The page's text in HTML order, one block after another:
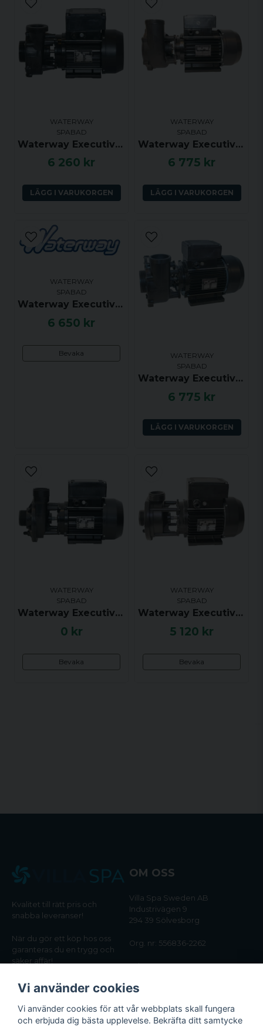
WATERWAY
SPABAD
Waterway Executive Euro, 48F, 2.0 hk, 2 växlar, 2.0x2.0 tum, Sidoutkast, Centrerat insug
6 260 kr
LÄGG I VARUKORGEN
WATERWAY
SPABAD
Waterway Executive Euro, 56F, 2.0 hk, 1 växel, 2.0x2.0 tum, Sidoutkast, Centrerat insug
6 775 kr
LÄGG I VARUKORGEN
WATERWAY
SPABAD
Waterway Executive Euro, 48F, 2.0 hk, 2 växlar, 2.5x2.0 tum, Sidoutkast, Centrerat insug
6 650 kr
Bevaka
WATERWAY
SPABAD
Waterway Executive Euro, 56F, 2.0 hk, 1 växel, 2.5x2.0 tum, Sidoutkast, Centrerat insug
6 775 kr
LÄGG I VARUKORGEN
WATERWAY
SPABAD
Waterway Executive Euro, 48F, 2.0 hk, 2 växlar, 1.5x1.5 tum, Sidoutkast, Centrerat insug - UTGÅTT
0 kr
Bevaka
WATERWAY
SPABAD
Waterway Executive Euro, 48F, 2.0 hk, 2 växlar, 1.5x1.5 tum, Centrerat utkast, Centrerat insug
5 120 kr
Bevaka
email
Mejladress
Ja, ni får publicera min fråga
Kvalitet till rätt pris och
snabba leveranser!
När du gör ett köp hos oss
garanteras du en trygg och
säker affär!
OM OSS
Villa Spa Sweden AB
Industrivägen 9
294 39 Sölvesborg
Org. nr: 556836-2262
Tel:0456-405566
Email:
INFORMATION
Vi använder cookies
Vi använder cookies för att vår webbplats skall fungera
och erbjuda dig bästa upplevelse. Bekräfta ditt samtycke